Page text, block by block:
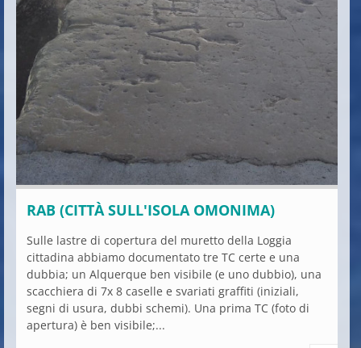
RAB (CITTÀ SULL'ISOLA OMONIMA)
Sulle lastre di copertura del muretto della Loggia
cittadina abbiamo documentato tre TC certe e una
dubbia; un Alquerque ben visibile (e uno dubbio), una
scacchiera di 7x 8 caselle e svariati graffiti (iniziali,
segni di usura, dubbi schemi). Una prima TC (foto di
apertura) è ben visibile;...